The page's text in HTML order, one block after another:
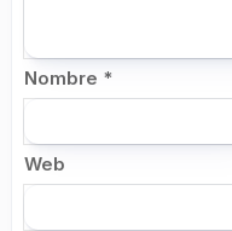
Nombre *
Web